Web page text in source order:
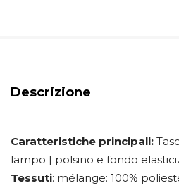
Descrizione
Caratteristiche principali:
lampo | polsino e fondo
Tessuti: mélange: 100%